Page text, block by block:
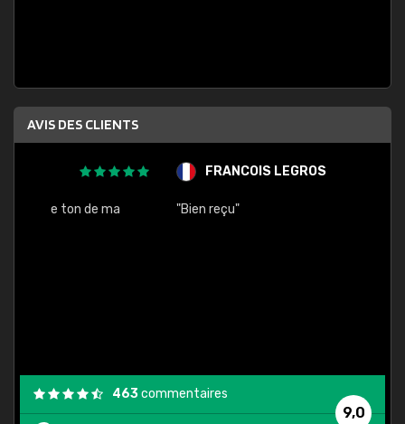
AVIS DES CLIENTS
FRANCOIS LEGROS
"Bien reçu"
9,0
463commentaires